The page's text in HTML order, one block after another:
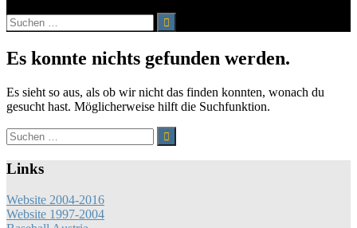
Suchen
nach:
Es konnte nichts gefunden werden.
Es sieht so aus, als ob wir nicht das finden konnten, wonach du
gesucht hast. Möglicherweise hilft die Suchfunktion.
Suchen
nach:
Links
Website 2004-2016
Website 1997-2004